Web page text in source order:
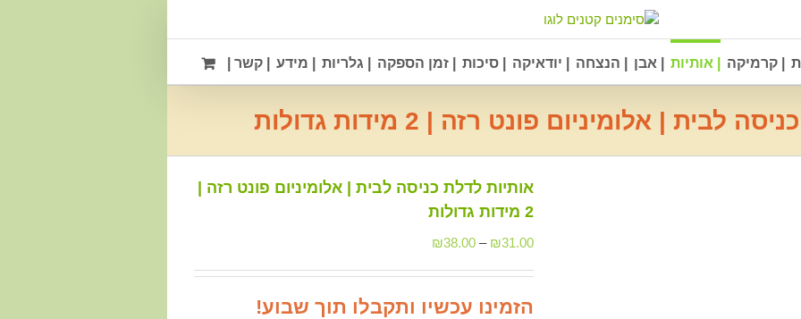
| קרמיקה | אותיות | אבן | הנצחה | יודאיקה | סיכות | זמן הספקה | גלריות | מידע | קשר |
לבית | אלומיניום פונט רזה | 2 מידות גדולות
אותיות לדלת כניסה לבית | אלומיניום פונט רזה |
2 מידות גדולות
₪31.00
–
₪38.00
הזמינו עכשיו ותקבלו תוך שבוע!